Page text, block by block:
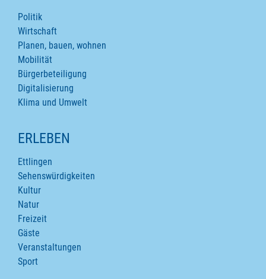
Politik
Wirtschaft
Planen, bauen, wohnen
Mobilität
Bürgerbeteiligung
Digitalisierung
Klima und Umwelt
ERLEBEN
Ettlingen
Sehenswürdigkeiten
Kultur
Natur
Freizeit
Gäste
Veranstaltungen
Sport